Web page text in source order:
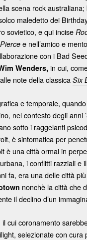
scena rock
maledetto dei
sovietico, e qui incise
e nell’amico e
con i Bad
Wenders, in cui,
note della classica Six
e temporale,
nel contesto degli
sotto i raggelanti
è sintomatica per
è una città ormai in
i conflitti razziali
fa, era una delle città
nonchè la città che
il declino d’un
cui coronamento
selezionate con